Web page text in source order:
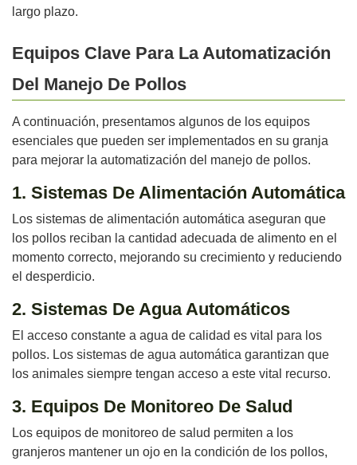
largo plazo.
Equipos Clave Para La Automatización
Del Manejo De Pollos
A continuación, presentamos algunos de los equipos
esenciales que pueden ser implementados en su granja
para mejorar la automatización del manejo de pollos.
1. Sistemas De Alimentación Automática
Los sistemas de alimentación automática aseguran que
los pollos reciban la cantidad adecuada de alimento en el
momento correcto, mejorando su crecimiento y reduciendo
el desperdicio.
2. Sistemas De Agua Automáticos
El acceso constante a agua de calidad es vital para los
pollos. Los sistemas de agua automática garantizan que
los animales siempre tengan acceso a este vital recurso.
3. Equipos De Monitoreo De Salud
Los equipos de monitoreo de salud permiten a los
granjeros mantener un ojo en la condición de los pollos,